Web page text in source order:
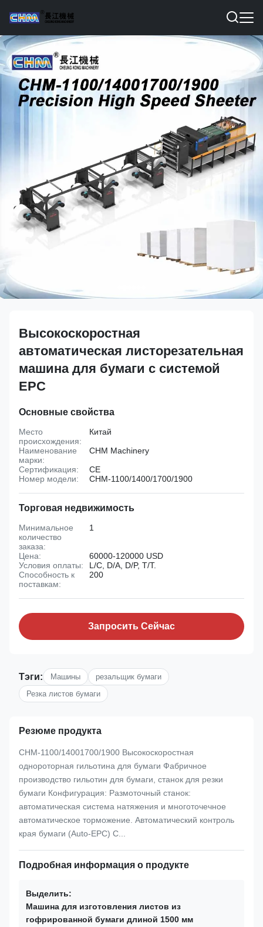
Высокоскоростная
автоматическая листорезательная
машина для бумаги с системой
EPC
Основные свойства
Место
происхождения:
Китай
Наименование
марки:
CHM Machinery
Сертификация:
CE
Номер модели:
CHM-1100/1400/1700/1900
Торговая недвижимость
Минимальное
количество
заказа:
1
Цена:
60000-120000 USD
Условия оплаты:
L/C, D/A, D/P, T/T.
Способность к
поставкам:
200
Запросить Сейчас
Тэги: Машины
резальщик бумаги
Резка листов бумаги
Резюме продукта
CHM-1100/14001700/1900 Высокоскоростная
однороторная гильотина для бумаги Фабричное
производство гильотин для бумаги, станок для резки
бумаги Конфигурация: Размоточный станок:
автоматическая система натяжения и многоточечное
автоматическое торможение. Автоматический контроль
края бумаги (Auto-EPC) С...
Подробная информация о продукте
Выделить:
Машина для изготовления листов из
гофрированной бумаги длиной 1500 мм